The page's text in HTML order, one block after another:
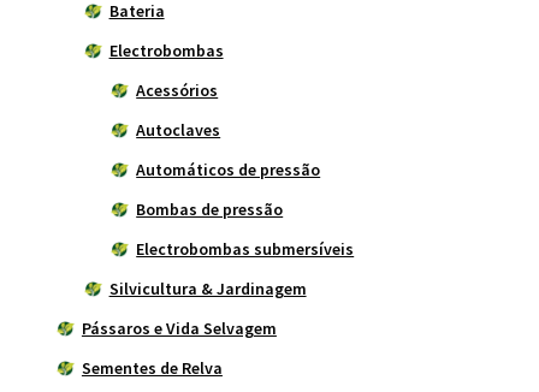
Bateria
Electrobombas
Acessórios
Autoclaves
Automáticos de pressão
Bombas de pressão
Electrobombas submersíveis
Silvicultura & Jardinagem
Pássaros e Vida Selvagem
Sementes de Relva